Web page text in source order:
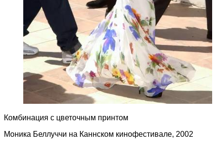
Комбинация с цветочным принтом
Моника Беллуччи на Каннском кинофестивале, 2002